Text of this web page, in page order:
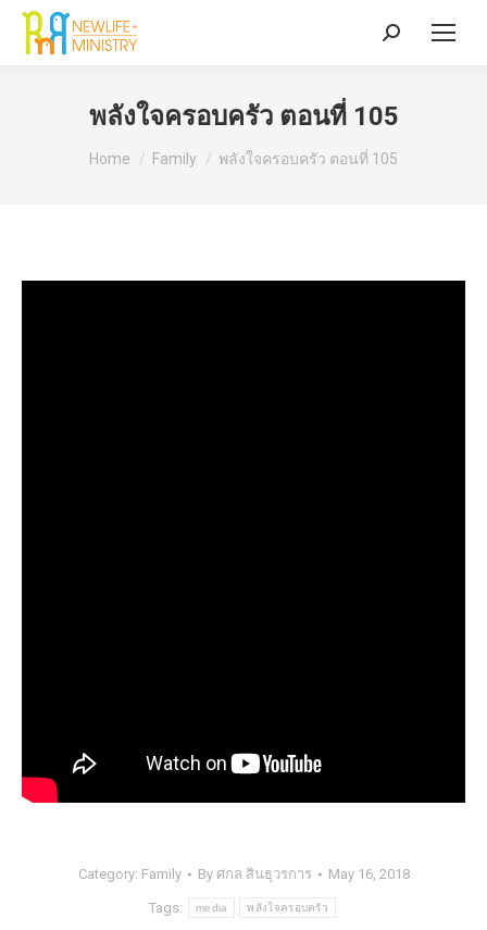
Search:
พลังใจครอบครัว ตอนที่ 105
You are here:
Home Family พลังใจครอบครัว ตอนที่ 105
Category: Family By ศกล สินธุวรการ May 16, 2018
Tags: media พลังใจครอบครัว